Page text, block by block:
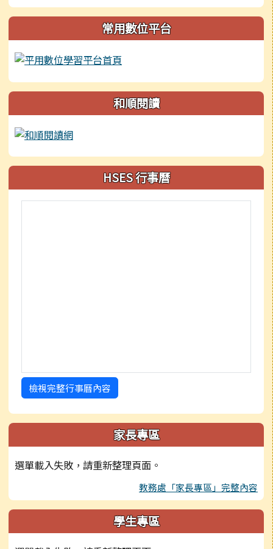
常用數位平台
和順閱讀
HSES 行事曆
檢視完整行事曆內容
家長專區
選單載入失敗，請重新整理頁面。
教務處「家長專區」完整內容
學生專區